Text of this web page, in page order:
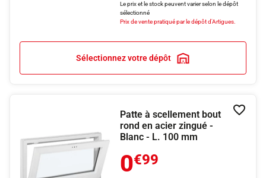
Le prix et le stock peuvent varier selon le dépôt
sélectionné
Prix de vente pratiqué par le dépôt d'Artigues.
Sélectionnez votre dépôt
Patte à scellement bout
rond en acier zingué -
Blanc - L. 100 mm
0€99